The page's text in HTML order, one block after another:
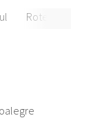
Roteiros